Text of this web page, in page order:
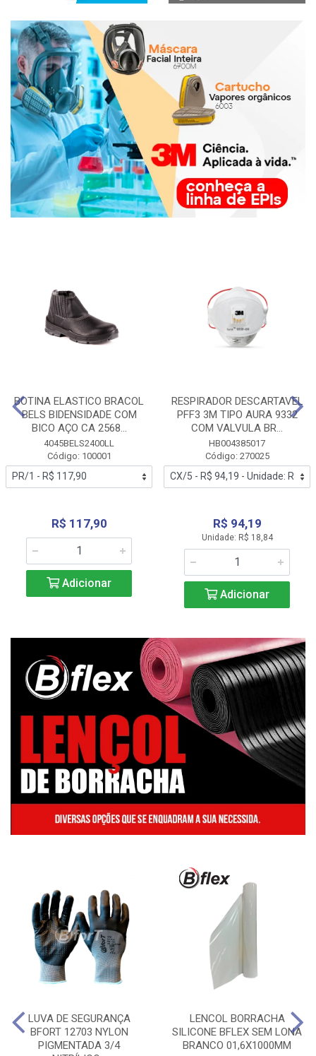
BOTINA ELASTICO BRACOL
BELS BIDENSIDADE COM
BICO AÇO CA 2568...
4045BELS2400LL
Código: 100001
R$ 117,90
Adicionar
RESPIRADOR DESCARTAVEL
PFF3 3M TIPO AURA 9332
COM VALVULA BR...
HB004385017
Código: 270025
R$ 94,19
Unidade: R$ 18,84
Adicionar
LUVA DE SEGURANÇA
BFORT 12703 NYLON
PIGMENTADA 3/4
LENCOL BORRACHA
SILICONE BFLEX SEM LONA
BRANCO 01,6X1000MM